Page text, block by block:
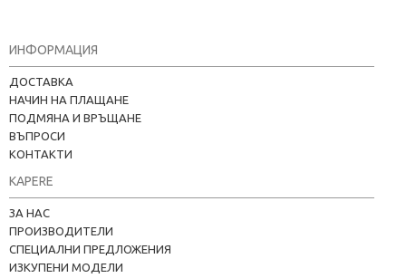
ИНФОРМАЦИЯ
ДОСТАВКА
НАЧИН НА ПЛАЩАНЕ
ПОДМЯНА И ВРЪЩАНЕ
ВЪПРОСИ
КОНТАКТИ
KAPERE
ЗА НАС
ПРОИЗВОДИТЕЛИ
СПЕЦИАЛНИ ПРЕДЛОЖЕНИЯ
ИЗКУПЕНИ МОДЕЛИ